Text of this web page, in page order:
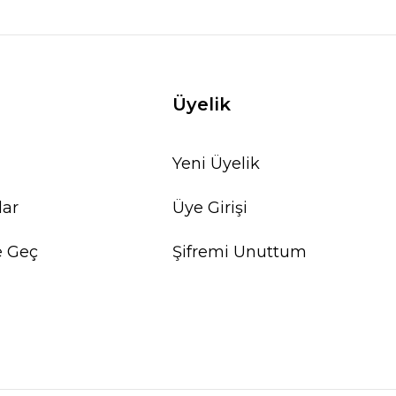
Geç
Üyelik
Yeni Üyelik
Üye Girişi
Şifremi Unuttum